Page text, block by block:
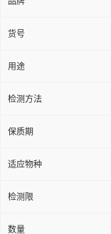
产品详请
产地
保存条件
品牌
货号
用途
检测方法